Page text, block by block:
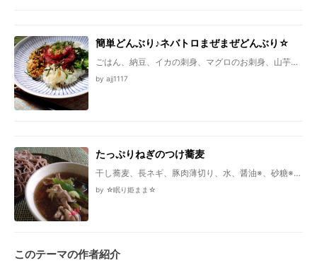
簡単どんぶり♪ネバトロまぜまぜどんぶり☆
ごはん、納豆、イカの刺身、マグロのお刺身、山芋、
by ajj1117
たっぷりねぎのつけ蕎麦
干し蕎麦、長ネギ、豚肉薄切り、水、醤油※、砂糖※、
by ☆眠り姫まま☆
このテーマの作者紹介